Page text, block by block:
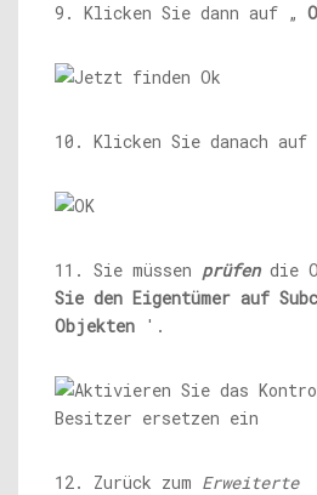
9. Klicken Sie dann auf „
10. Klicken Sie danach auf
11. Sie müssen prüfen die
Sie den Eigentümer auf
Objekten '.
12. Zurück zum Erweiterte